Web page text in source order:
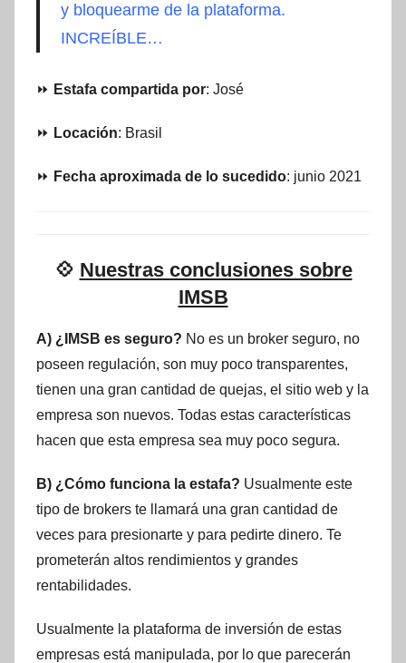
y bloquearme de la plataforma.
INCREÍBLE…
⏩ Estafa compartida por: José
⏩ Locación: Brasil
⏩ Fecha aproximada de lo sucedido: junio 2021
💠 Nuestras conclusiones sobre
IMSB
A) ¿IMSB es seguro? No es un broker seguro, no
poseen regulación, son muy poco transparentes,
tienen una gran cantidad de quejas, el sitio web y la
empresa son nuevos. Todas estas características
hacen que esta empresa sea muy poco segura.
B) ¿Cómo funciona la estafa? Usualmente este
tipo de brokers te llamará una gran cantidad de
veces para presionarte y para pedirte dinero. Te
prometerán altos rendimientos y grandes
rentabilidades.
Usualmente la plataforma de inversión de estas
empresas está manipulada, por lo que parecerán